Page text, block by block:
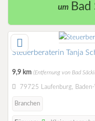
um Bad
Steuerberaterin Tanja
9,9 km (Entfernung von Bad
79725 Laufenburg,
Branchen